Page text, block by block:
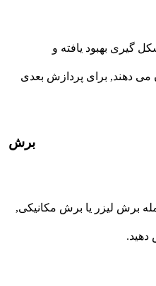
گیری بهبود یافته و
می دهند, برای پردازش بعدی
برش
برش لیزر یا برش مکانیکی,
دهید.